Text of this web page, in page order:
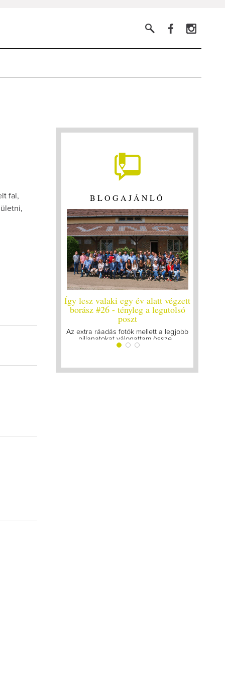
fal,
BLOGAJÁNLÓ
valaki egy év alatt végzett
#26 - tényleg a legutolsó
ráadás fotók mellett a legjobb
válogattam össze...
Így lesz valaki egy év alatt
borász #25
Megírtuk a modulzáró vizsgákat,
lázasan készülünk az utolsó...